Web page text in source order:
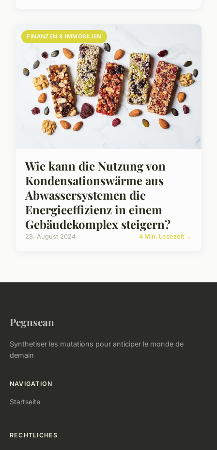
FINANZEN & IMMOBILIEN
Wie kann die Nutzung von
Kondensationswärme aus
Abwassersystemen die
Energieeffizienz in einem
Gebäudekomplex steigern?
28. August 2024 4 Min. Lesezeit →
Pegnsean
Synthetiser les mutations pour anticiper le monde de
demain
NAVIGATION
Startseite
RECHTLICHES